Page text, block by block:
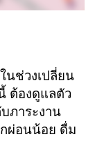
ช่วงเปลี่ยน
ต้องดูแลตัว
ภาระงาน
ผ่อนน้อย ดื่ม